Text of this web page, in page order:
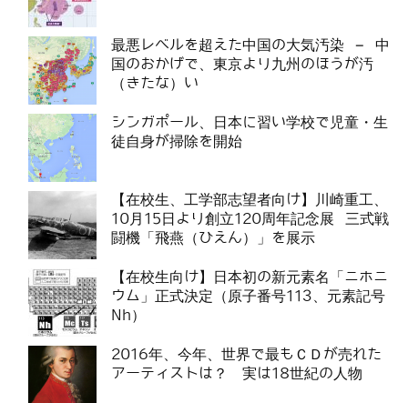
最悪レベルを超えた中国の大気汚染 – 中
国のおかげで、東京より九州のほうが汚
（きたな）い
シンガポール、日本に習い学校で児童・生
徒自身が掃除を開始
【在校生、工学部志望者向け】川崎重工、
10月15日より創立120周年記念展 三式戦
闘機「飛燕（ひえん）」を展示
【在校生向け】日本初の新元素名「ニホニ
ウム」正式決定（原子番号113、元素記号
Nh）
2016年、今年、世界で最もＣＤが売れた
アーティストは？ 実は18世紀の人物